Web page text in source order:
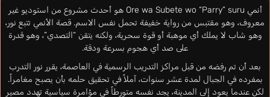
أنمي Ore wa Subete wo “Parry” suru هو أحدث مشروع من استوديو غير
معروف، وهو مقتبس من رواية خفيفة تحمل نفس الاسم. قصة الأنمي تتبع نور،
وهو شاب لا يملك أي موهبة أو قوة سحرية، ولكنه يتقن “التصدي”، وهو قدرة
على صد أي هجوم بسرعة ودقة.
بعد أن تم رفضه من قبل مراكز التدريب الرسمية في العاصمة، يقرر نور التدرب
بمفرده في الجبال لمدة عشر سنوات، آملاً في تحقيق حلمه بأن يصبح مغامراً.
لكن عندما يعود إلى المدينة، يجد نفسه متورطاً في مؤامرة سياسية تهدد مصير